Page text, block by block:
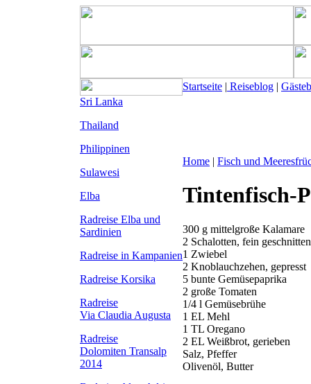
Startseite | Reiseblog |
Sri Lanka
Thailand
Philippinen
Sulawesi
Elba
Radreise Elba und
Sardinien
Radreise in Kampanien
Radreise Korsika
Radreise
Via Claudia Augusta
Radreise
Dolomiten Transalp
2014
Home | Fisch und
Tintenfisch-
300 g mittelgroße Kalamare
2 Schalotten, fein geschnitten
1 Zwiebel
2 Knoblauchzehen, gepresst
5 bunte Gemüsepaprika
2 große Tomaten
1/4 l Gemüsebrühe
1 EL Mehl
1 TL Oregano
2 EL Weißbrot, gerieben
Salz, Pfeffer
Olivenöl, Butter